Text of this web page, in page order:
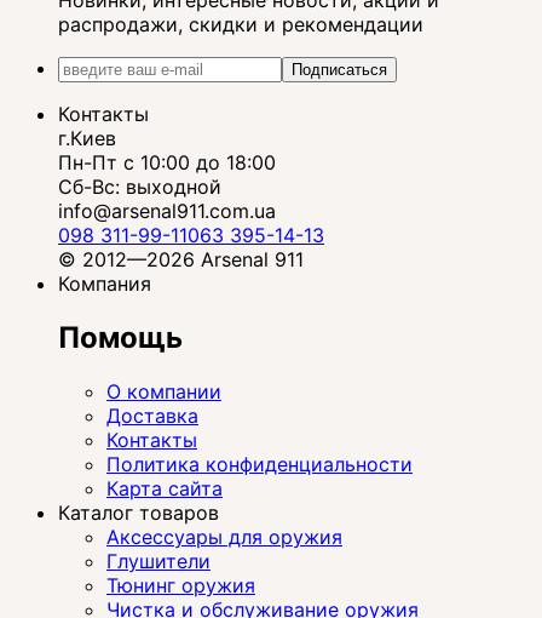
распродажи, скидки и рекомендации
Подписаться
Контакты
г.Киев
Пн-Пт с 10:00 до 18:00
Сб-Вс: выходной
info@arsenal911.com.ua
098 311-99-11063 395-14-13
© 2012—2026 Arsenal 911
Компания
Помощь
О компании
Доставка
Контакты
Политика конфиденциальности
Карта сайта
Каталог товаров
Аксессуары для оружия
Глушители
Тюнинг оружия
Чистка и обслуживание оружия